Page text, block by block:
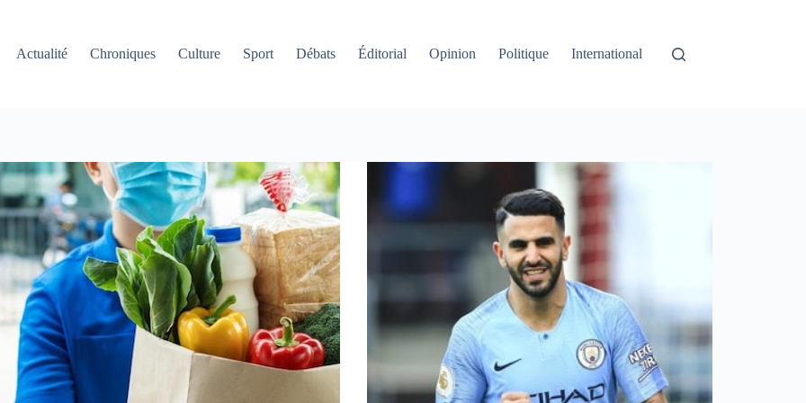
Actualité
Chroniques Culture Sport Débats Éditorial Opinion Politique International